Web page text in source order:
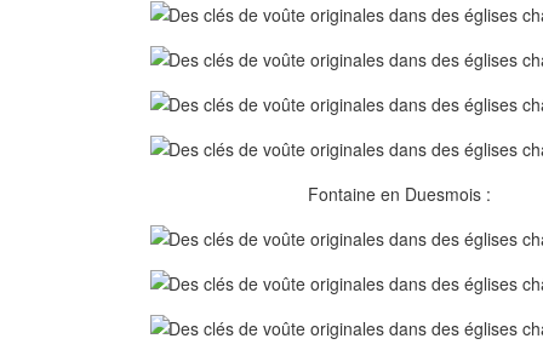
Fontaine en Duesmois :